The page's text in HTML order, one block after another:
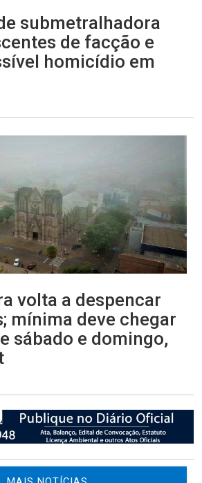
submetralhadora
de facção e
homicídio em
volta a despencar
mínima deve chegar
sábado e domingo,